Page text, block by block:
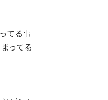
てる事
ってる